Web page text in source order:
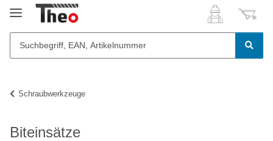
Schraubwerkzeuge
Biteinsätze